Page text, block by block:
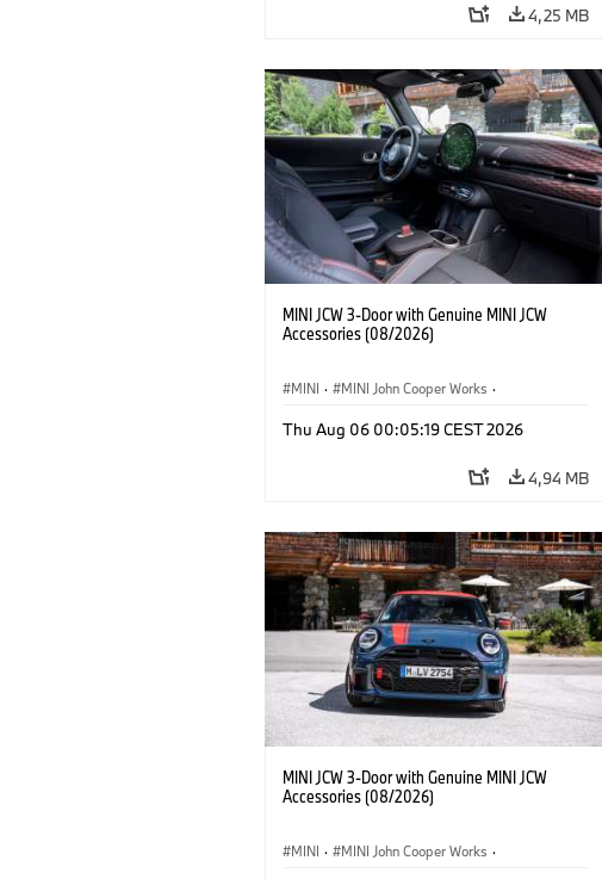
4,25 MB
MINI JCW 3-Door with Genuine MINI JCW
Accessories (08/2026)
MINI · MINI John Cooper Works ·
Opcjonalne dodatki, akcesoria
Thu Aug 06 00:05:19 CEST 2026
4,94 MB
MINI JCW 3-Door with Genuine MINI JCW
Accessories (08/2026)
MINI · MINI John Cooper Works ·